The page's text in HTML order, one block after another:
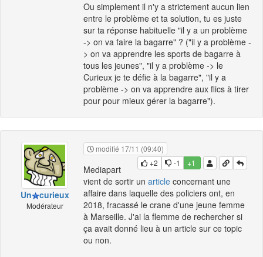
Ou simplement il n'y a strictement aucun lien
entre le problème et ta solution, tu es juste
sur ta réponse habituelle "il y a un problème
-> on va faire la bagarre" ? ("il y a problème -
> on va apprendre les sports de bagarre à
tous les jeunes", "il y a problème -> le
Curieux je te défie à la bagarre", "il y a
problème -> on va apprendre aux flics à tirer
pour pour mieux gérer la bagarre").
Un curieux
Modérateur
modifié 17/11 (09:40)
+2
-1 +1
Mediapart
vient de sortir un article concernant une
affaire dans laquelle des policiers ont, en
2018, fracassé le crane d'une jeune femme
à Marseille. J'ai la flemme de rechercher si
ça avait donné lieu à un article sur ce topic
ou non.